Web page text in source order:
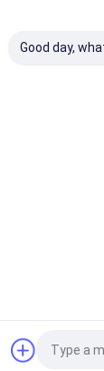
Good day,